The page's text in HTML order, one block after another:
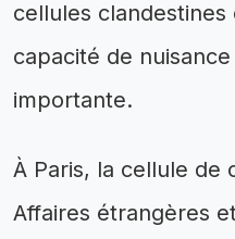
cellules
capacité de
importante.
À Paris, la cellule de
Affaires étrangères